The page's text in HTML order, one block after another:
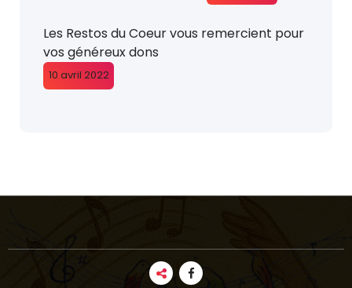
Les Restos du Coeur vous remercient pour
vos généreux dons
10 avril 2022